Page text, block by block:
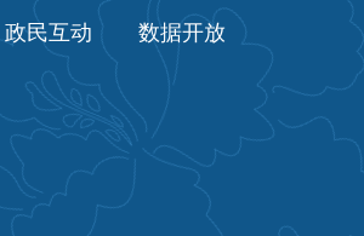
政民互动 数据开放